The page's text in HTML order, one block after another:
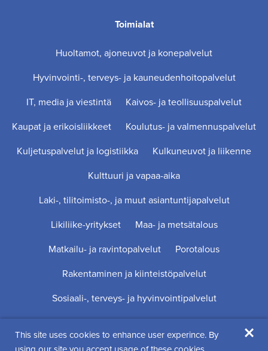
Toimialat
Huoltamot, ajoneuvot ja konepalvelut
Hyvinvointi-, terveys- ja kauneudenhoitopalvelut
IT, media ja viestintä
Kaivos- ja teollisuuspalvelut
Kaupat ja erikoisliikkeet
Koulutus- ja valmennuspalvelut
Kuljetuspalvelut ja logistiikka
Kulkuneuvot ja liikenne
Kulttuuri ja vapaa-aika
Laki-, tilitoimisto-, ja muut asiantuntijapalvelut
Likiliike-yritykset
Maa- ja metsätalous
Matkailu- ja ravintopalvelut
Porotalous
Rakentaminen ja kiinteistöpalvelut
Sosiaali-, terveys- ja hyvinvointipalvelut
This site uses cookies to enhance user experince. By
×